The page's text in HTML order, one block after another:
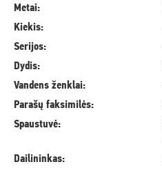
Metai:
Kiekis:
Serijos:
Dydis:
Vandens ženklai:
Parašų faksimilės:
Spaustuvė:
Dailininkas: